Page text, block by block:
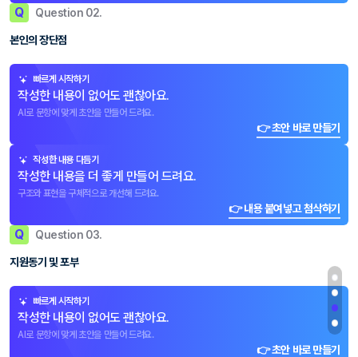
Q Question 02.
본인의 장단점
빠르게 시작하기
작성한 내용이 없어도 괜찮아요.
AI로 문항에 맞게 초안을 만들어 드려요.
👉 초안 바로 만들기
작성한 내용 다듬기
작성한 내용을 더 좋게 만들어 드려요.
구조와 표현을 구체적으로 개선해 드려요.
👉 내용 붙여넣고 첨삭하기
Q Question 03.
지원동기 및 포부
빠르게 시작하기
작성한 내용이 없어도 괜찮아요.
AI로 문항에 맞게 초안을 만들어 드려요.
👉 초안 바로 만들기